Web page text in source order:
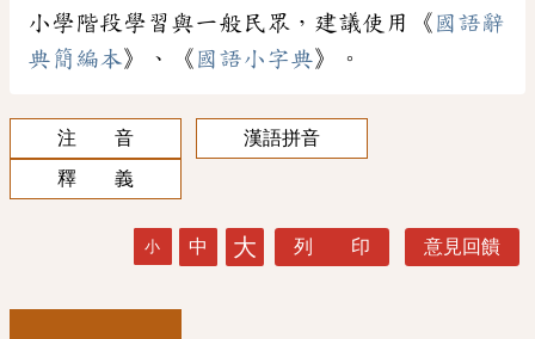
小學階段學習與一般民眾，建議使用《 國語辭
典簡編本》、《 國語小字典》。
注 音
漢語拼音
釋 義
小 中 大 列 印 意見回饋